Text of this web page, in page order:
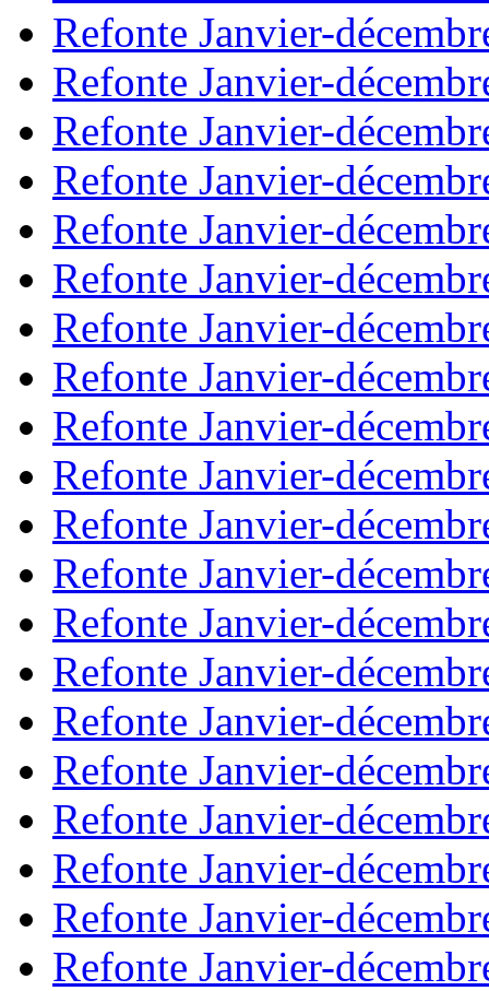
Refonte Janvier-
Refonte Janvier-
Refonte Janvier-
Refonte Janvier-
Refonte Janvier-
Refonte Janvier-
Refonte Janvier-
Refonte Janvier-
Refonte Janvier-
Refonte Janvier-
Refonte Janvier-
Refonte Janvier-
Refonte Janvier-
Refonte Janvier-
Refonte Janvier-
Refonte Janvier-
Refonte Janvier-
Refonte Janvier-
Refonte Janvier-
Refonte Janvier-